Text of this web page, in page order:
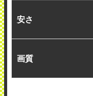
安さ
画質